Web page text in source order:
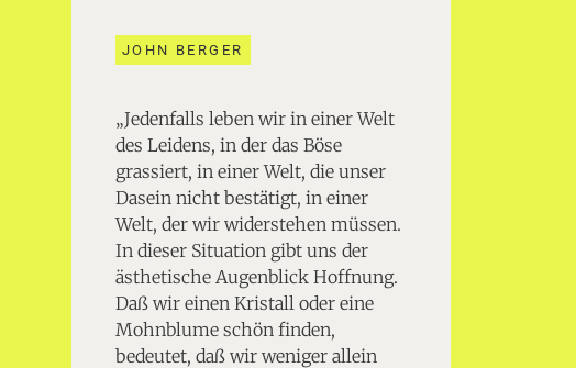
JOHN BERGER
„Jedenfalls leben wir in einer Welt
des Leidens, in der das Böse
grassiert, in einer Welt, die unser
Dasein nicht bestätigt, in einer
Welt, der wir widerstehen müssen.
In dieser Situation gibt uns der
ästhetische Augenblick Hoffnung.
Daß wir einen Kristall oder eine
Mohnblume schön finden,
bedeutet, daß wir weniger allein